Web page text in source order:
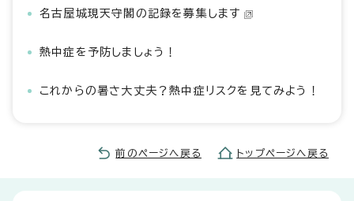
名古屋城現天守閣の記録を募集します
熱中症を予防しましょう！
これからの暑さ大丈夫？熱中症リスクを見てみよう！
前のページへ戻る トップページへ戻る